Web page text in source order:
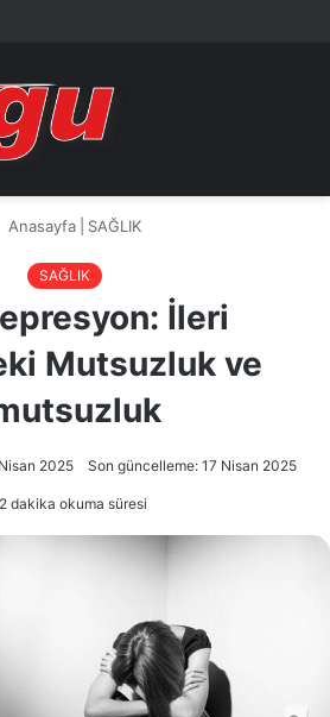
Anasayfa SAĞLIK
SAĞLIK
İleri
Mutsuzluk ve
2025 Son güncelleme: 17 Nisan 2025
2 dakika okuma süresi